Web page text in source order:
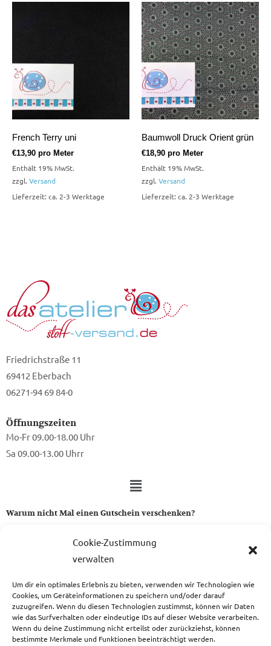
Cookie-Zustimmung
verwalten
Um dir ein optimales Erlebnis zu bieten, verwenden wir Technologien wie
Cookies, um Geräteinformationen zu speichern und/oder darauf
zuzugreifen. Wenn du diesen Technologien zustimmst, können wir Daten
wie das Surfverhalten oder eindeutige IDs auf dieser Website verarbeiten.
Wenn du deine Zustimmung nicht erteilst oder zurückziehst, können
bestimmte Merkmale und Funktionen beeinträchtigt werden.
French Terry uni
€13,90 pro Meter
Enthält 19% MwSt.
zzgl. Versand
Lieferzeit: ca. 2-3 Werktage
Baumwoll Druck Orient grün
€18,90 pro Meter
Enthält 19% MwSt.
zzgl. Versand
Lieferzeit: ca. 2-3 Werktage
Friedrichstraße 11
69412 Eberbach
06271-94 69 84-0
Öffnungszeiten
Mo-Fr 09.00-18.00 Uhr
Sa 09.00-13.00 Uhrr
Warum nicht Mal einen Gutschein verschenken?
Ein Gutschein von uns ist das perfekte Geschenk für alle Stoff-
zum Gutschein